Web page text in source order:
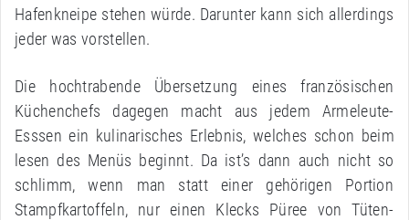
Hafenkneipe stehen würde. Darunter kann sich allerdings
jeder was vorstellen.
Die hochtrabende Übersetzung eines französischen
Küchenchefs dagegen macht aus jedem Armeleute-
Esssen ein kulinarisches Erlebnis, welches schon beim
lesen des Menüs beginnt. Da ist’s dann auch nicht so
schlimm, wenn man statt einer gehörigen Portion
Stampfkartoffeln, nur einen Klecks Püree von Tüten-